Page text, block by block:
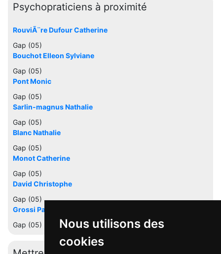
Nous utilisons des
cookies
Psychopraticiens à proximité
RouviÃ¨re Dufour Catherine
Gap (05)
Bouchot Elleon Sylviane
Gap (05)
Pont Monic
Gap (05)
Sarlin-magnus Nathalie
Gap (05)
Blanc Nathalie
Gap (05)
Monot Catherine
Gap (05)
David Christophe
Gap (05)
Grossi Pascale
Gap (05)